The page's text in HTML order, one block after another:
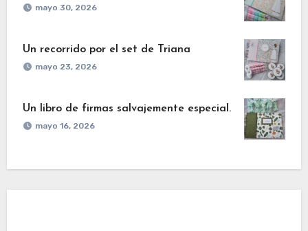
mayo 30, 2026
Un recorrido por el set de Triana
mayo 23, 2026
Un libro de firmas salvajemente especial.
mayo 16, 2026